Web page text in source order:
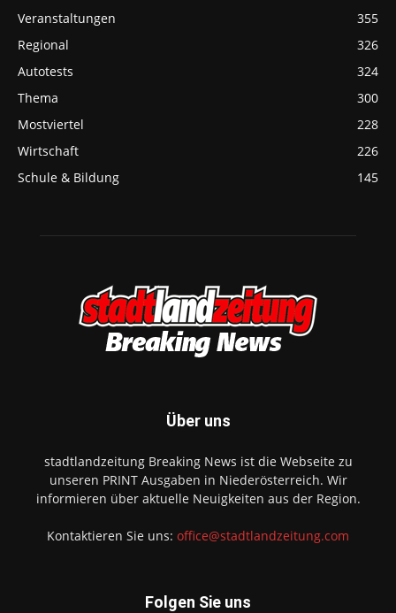
Veranstaltungen
355
Regional
326
Autotests
324
Thema
300
Mostviertel
228
Wirtschaft
226
Schule & Bildung
145
Über uns
stadtlandzeitung Breaking News ist die Webseite zu
unseren PRINT Ausgaben in Niederösterreich. Wir
informieren über aktuelle Neuigkeiten aus der Region.
Kontaktieren Sie uns: office@stadtlandzeitung.com
Folgen Sie uns